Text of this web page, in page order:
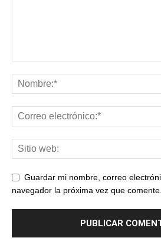
Guardar mi nombre, correo
navegador la próxima vez que comente.